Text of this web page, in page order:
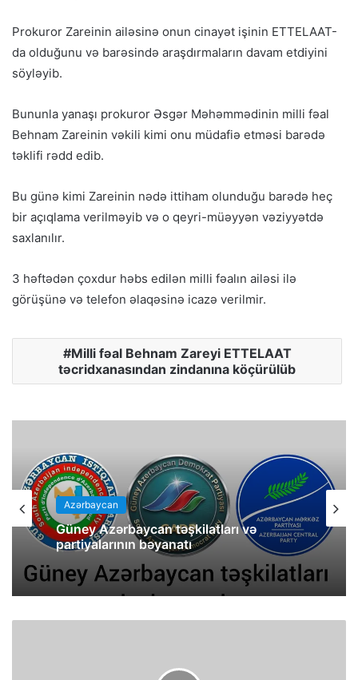
Prokuror Zareinin ailəsinə onun cinayət işinin ETTELAAT-
da olduğunu və barəsində araşdırmaların davam etdiyini
söyləyib.
Bununla yanaşı prokuror Əsgər Məhəmmədinin milli fəal
Behnam Zareinin vəkili kimi onu müdafiə etməsi barədə
təklifi rədd edib.
Bu günə kimi Zareinin nədə ittiham olunduğu barədə heç
bir açıqlama verilməyib və o qeyri-müəyyən vəziyyətdə
saxlanılır.
3 həftədən çoxdur həbs edilən milli fəalın ailəsi ilə
görüşünə və telefon əlaqəsinə icazə verilmir.
Milli fəal Behnam Zareyi ETTELAAT
təcridxanasından zindanına köçürülüb
Azərbaycan
Güney Azərbaycan təşkilatları və
partiyalarının bəyanatı